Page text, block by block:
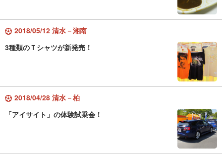
2018/05/12 清水－湘南
3種類のＴシャツが新発売！
2018/04/28 清水－柏
「アイサイト」の体験試乗会！